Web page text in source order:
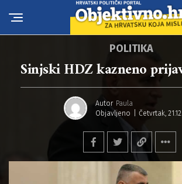
POLITIKA
Sinjski HDZ kazneno
Autor Paula
Objavljeno
Četvrtak,